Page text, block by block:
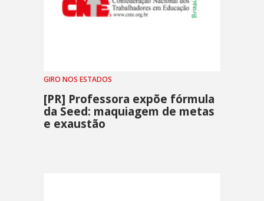
GIRO NOS ESTADOS
[PR] Professora expõe fórmula
da Seed: maquiagem de metas
e exaustão